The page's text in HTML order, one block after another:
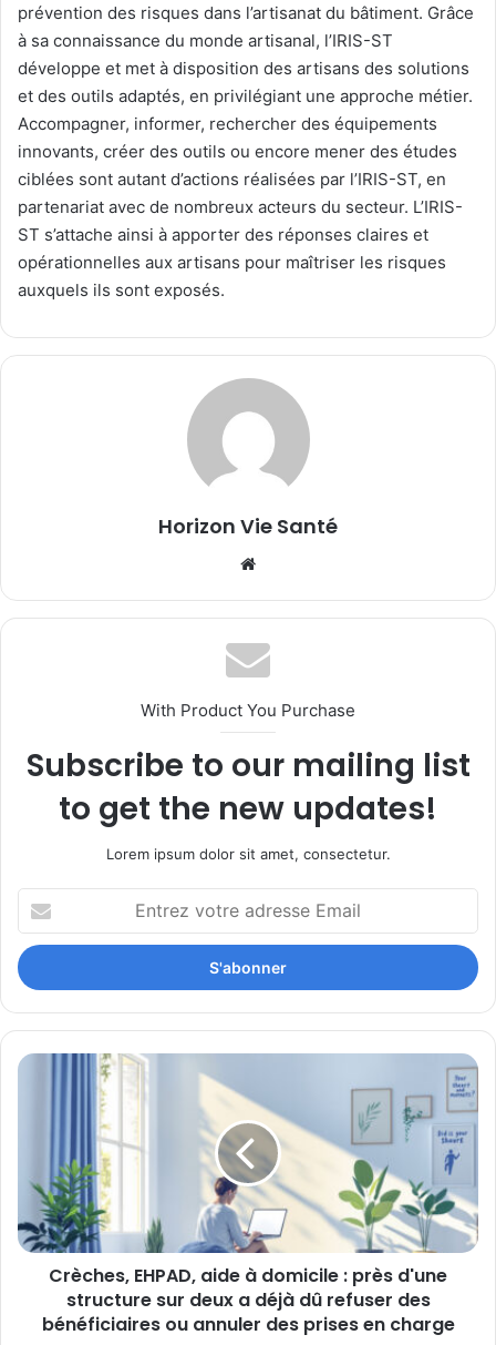
prévention des risques dans l’artisanat du bâtiment. Grâce
à sa connaissance du monde artisanal, l’IRIS-ST
développe et met à disposition des artisans des solutions
et des outils adaptés, en privilégiant une approche métier.
Accompagner, informer, rechercher des équipements
innovants, créer des outils ou encore mener des études
ciblées sont autant d’actions réalisées par l’IRIS-ST, en
partenariat avec de nombreux acteurs du secteur. L’IRIS-
ST s’attache ainsi à apporter des réponses claires et
opérationnelles aux artisans pour maîtriser les risques
auxquels ils sont exposés.
Horizon Vie Santé
With Product You Purchase
Subscribe to our mailing list
to get the new updates!
Lorem ipsum dolor sit amet, consectetur.
votre
adresse
Email
Crèches,
domicile
près
d'une
structure
Crèches, EHPAD, aide à domicile : près d'une
structure sur deux a déjà dû refuser des
bénéficiaires ou annuler des prises en charge